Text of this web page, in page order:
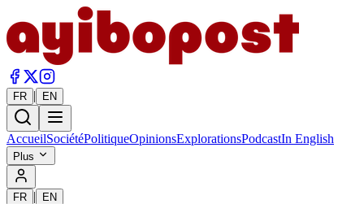
FR | EN
AccueilSociétéPolitiqueOpinionsExplorationsPodcastIn English
Plus
FR | EN